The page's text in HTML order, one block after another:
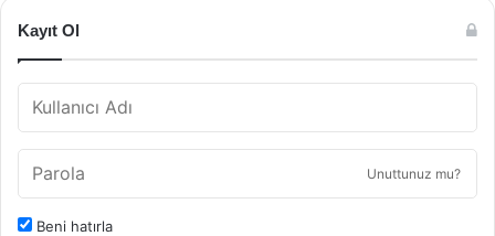
Kayıt Ol
Unuttunuz mu?
Beni hatırla